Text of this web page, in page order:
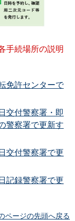
手続場所の説明
免許センターで
交付警察署・即
警察署で更新す
交付警察署で更
記録警察署で更
ページの先頭へ戻る